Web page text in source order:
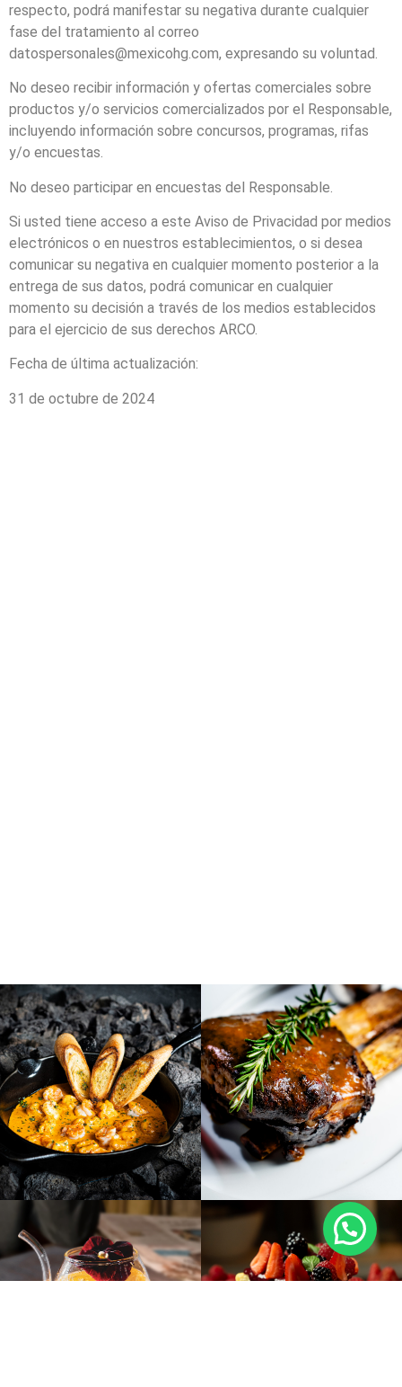
respecto, podrá manifestar su negativa durante cualquier
fase del tratamiento al correo
datospersonales@mexicohg.com, expresando su voluntad.
No deseo recibir información y ofertas comerciales sobre
productos y/o servicios comercializados por el Responsable,
incluyendo información sobre concursos, programas, rifas
y/o encuestas.
No deseo participar en encuestas del Responsable.
Si usted tiene acceso a este Aviso de Privacidad por medios
electrónicos o en nuestros establecimientos, o si desea
comunicar su negativa en cualquier momento posterior a la
entrega de sus datos, podrá comunicar en cualquier
momento su decisión a través de los medios establecidos
para el ejercicio de sus derechos ARCO.
Fecha de última actualización:
31 de octubre de 2024